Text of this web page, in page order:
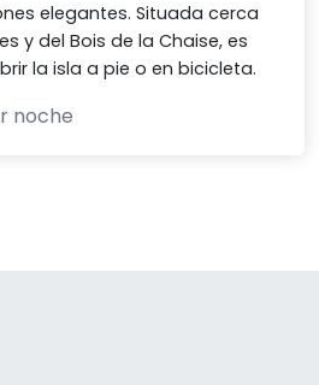
elegantes. Situada cerca
y del Bois de la Chaise, es
la isla a pie o en bicicleta.
noche